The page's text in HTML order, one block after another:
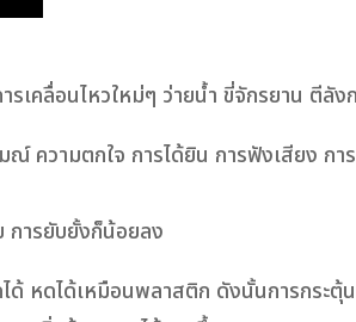
รเคลื่อนไหวใหม่ๆ ว่ายน้ำ ขี่จักรยาน ตีลั
ความตกใจ การได้ยิน การฟังเสียง กา
การยับยั้งก็น้อยลง
หดได้เหมือนพลาสติก ดังนั้นการกระตุ้